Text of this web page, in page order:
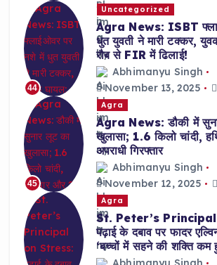
44
Uncategorized
Agra News: ISBT
धुत युवती ने मारी टक्कर,
रौब से FIR में ढिलाई!
Abhimanyu Singh
November 13, 2025
45
Agra
Agra News: डौकी में
खुलासा; 1.6 किलो चांदी,
अपराधी गिरफ्तार
Abhimanyu Singh
November 12, 2025
Agra
St. Peter’s
पढ़ाई के दबाव पर फादर
‘बच्चों में सहने की शक्ति कम